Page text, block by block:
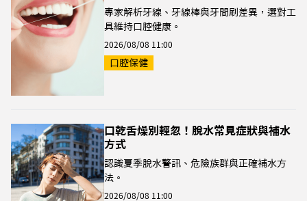
專家解析牙線、牙線棒與牙間刷差異，選對工
具維持口腔健康。
2026/08/08 11:00
口腔保健
口乾舌燥別輕忽！脫水常見症狀與補水
方式
認識夏季脫水警訊、危險族群與正確補水方
法。
2026/08/08 11:00